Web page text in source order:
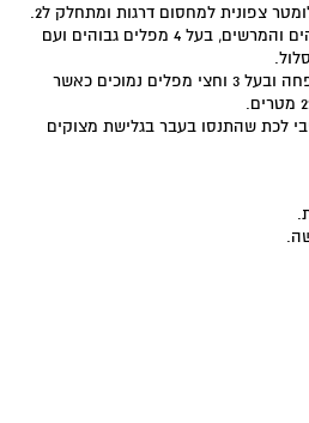
טור עליון: בעל המפלים הגבוהים והמרשים, בעל 4 מפלים גבוהים ועם
טור תחתון: מתאים לכל המשפחה ובעל 3 וחצי מפלים נמוכים כאשר
לכת שהתנסו בעבר בגלישת מצוקים